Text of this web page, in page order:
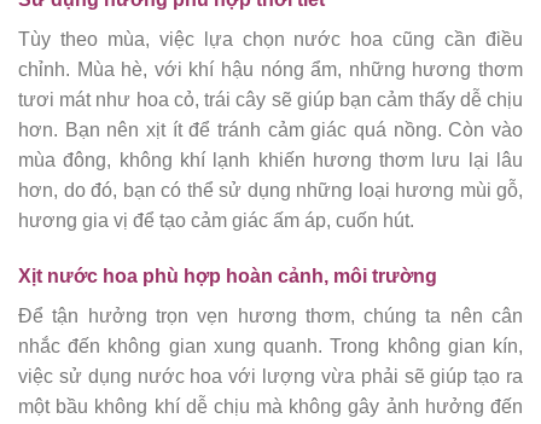
Tùy theo mùa, việc lựa chọn nước hoa cũng cần điều
chỉnh. Mùa hè, với khí hậu nóng ẩm, những hương thơm
tươi mát như hoa cỏ, trái cây sẽ giúp bạn cảm thấy dễ chịu
hơn. Bạn nên xịt ít để tránh cảm giác quá nồng. Còn vào
mùa đông, không khí lạnh khiến hương thơm lưu lại lâu
hơn, do đó, bạn có thể sử dụng những loại hương mùi gỗ,
hương gia vị để tạo cảm giác ấm áp, cuốn hút.
Xịt nước hoa phù hợp hoàn cảnh, môi trường
Để tận hưởng trọn vẹn hương thơm, chúng ta nên cân
nhắc đến không gian xung quanh. Trong không gian kín,
việc sử dụng nước hoa với lượng vừa phải sẽ giúp tạo ra
một bầu không khí dễ chịu mà không gây ảnh hưởng đến